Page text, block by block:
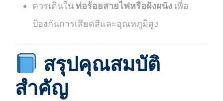
ควรเดินในท่อร้อยสายไฟหรือฝังผนัง เพื่อ
ป้องกันการเสียดสีและอุณหภูมิสูง
สรุปคุณสมบัติ
สำคัญ